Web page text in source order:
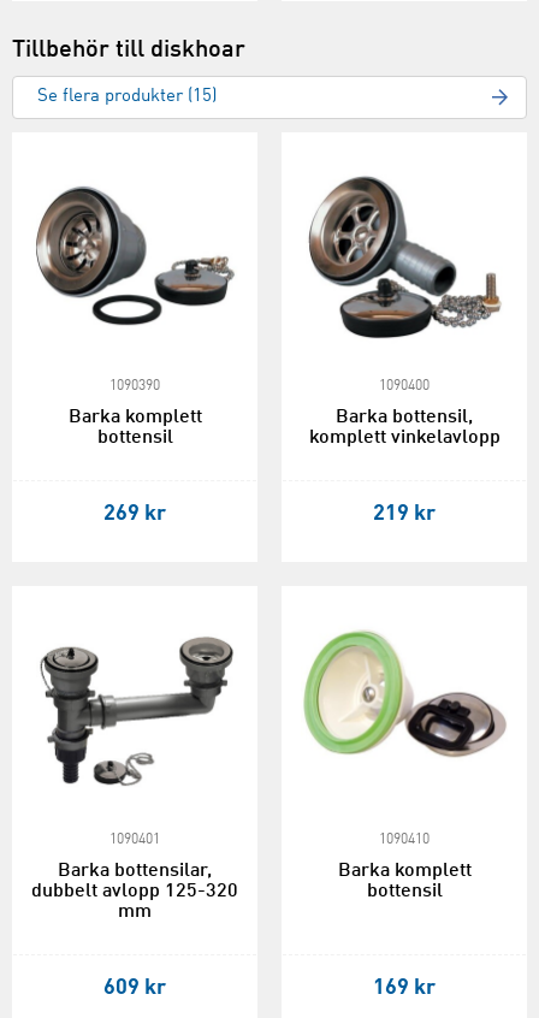
Tillbehör till diskhoar
Se flera produkter (15)
1090390
Barka komplett
bottensil
269 kr
1090400
Barka bottensil,
komplett vinkelavlopp
219 kr
1090401
Barka bottensilar,
dubbelt avlopp 125-320
mm
609 kr
1090410
Barka komplett
bottensil
169 kr